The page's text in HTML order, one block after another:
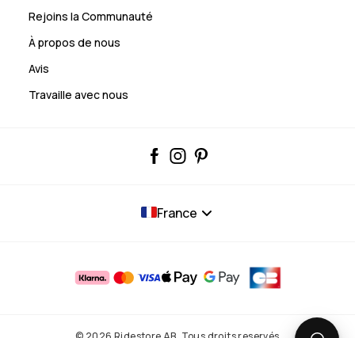
Rejoins la Communauté
À propos de nous
Avis
Travaille avec nous
France